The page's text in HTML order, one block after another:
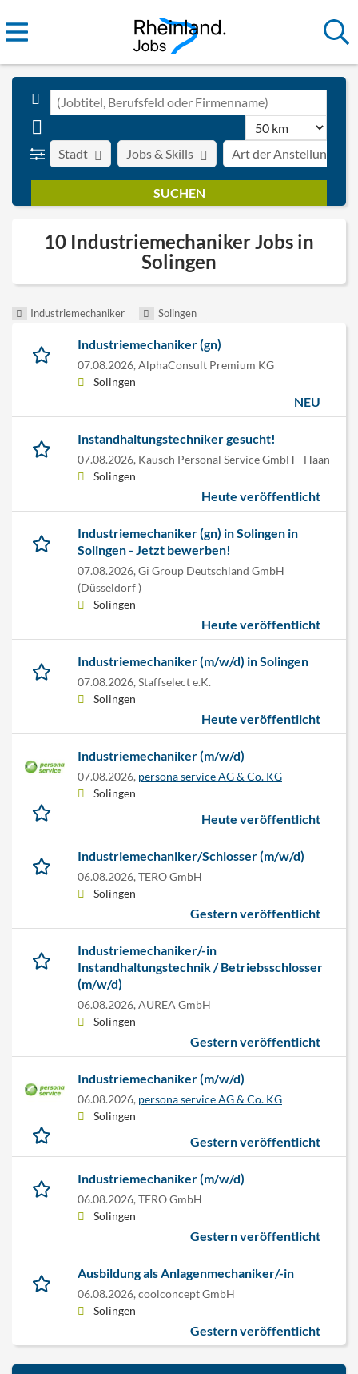
Stadt Art der Anstellung
Jobs & Skills
10 Industriemechaniker Jobs in
Solingen
Industriemechaniker Solingen
Industriemechaniker (gn)
07.08.2026, AlphaConsult Premium KG
Solingen
NEU
Instandhaltungstechniker gesucht!
07.08.2026, Kausch Personal Service GmbH - Haan
Solingen
Heute veröffentlicht
Industriemechaniker (gn) in Solingen in
Solingen - Jetzt bewerben!
07.08.2026, Gi Group Deutschland GmbH
(Düsseldorf )
Solingen
Heute veröffentlicht
Industriemechaniker (m/w/d) in Solingen
07.08.2026, Staffselect e.K.
Solingen
Heute veröffentlicht
Industriemechaniker (m/w/d)
07.08.2026, persona service AG & Co. KG
Solingen
Heute veröffentlicht
Industriemechaniker/Schlosser (m/w/d)
06.08.2026, TERO GmbH
Solingen
Gestern veröffentlicht
Industriemechaniker/-in
Instandhaltungstechnik / Betriebsschlosser
(m/w/d)
06.08.2026, AUREA GmbH
Solingen
Gestern veröffentlicht
Industriemechaniker (m/w/d)
06.08.2026, persona service AG & Co. KG
Solingen
Gestern veröffentlicht
Industriemechaniker (m/w/d)
06.08.2026, TERO GmbH
Solingen
Gestern veröffentlicht
Ausbildung als Anlagenmechaniker/-in
06.08.2026, coolconcept GmbH
Solingen
Gestern veröffentlicht